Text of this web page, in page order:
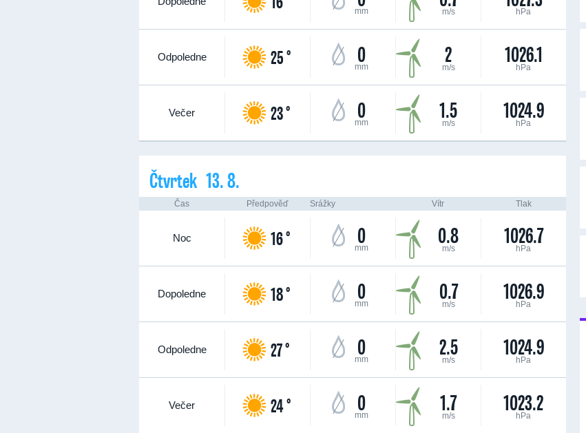
mm m/s hPa
Odpoledne 25 ° 0
mm 2
m/s 1026.1
hPa
Večer 23 ° 0
mm 1.5
m/s 1024.9
hPa
Čtvrtek 13. 8.
Čas Předpověď Srážky Vítr Tlak
Noc 16 ° 0
mm 0.8
m/s 1026.7
hPa
Dopoledne 18 ° 0
mm 0.7
m/s 1026.9
hPa
Odpoledne 27 ° 0
mm 2.5
m/s 1024.9
hPa
Večer 24 ° 0
mm 1.7
m/s 1023.2
hPa